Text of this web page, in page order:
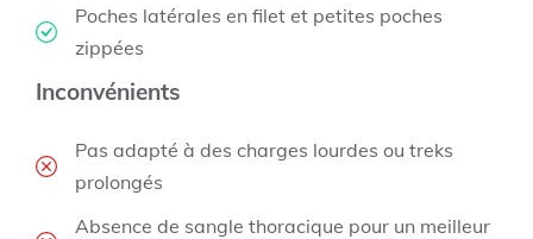
Poches latérales en filet et petites poches
zippées
Inconvénients
Pas adapté à des charges lourdes ou treks
prolongés
Absence de sangle thoracique pour un meilleur